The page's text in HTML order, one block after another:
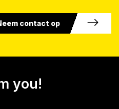
contact op
you!